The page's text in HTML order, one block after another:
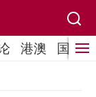
港澳 国际